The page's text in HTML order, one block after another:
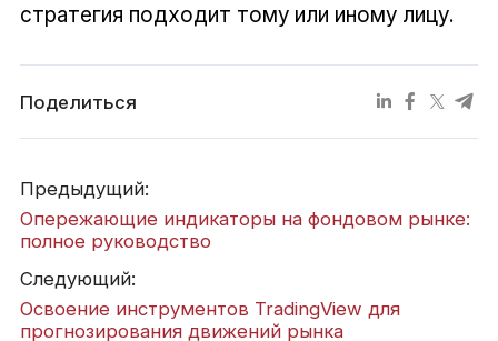
стратегия подходит тому или иному лицу.
Поделиться
Предыдущий:
Опережающие индикаторы на фондовом рынке:
полное руководство
Следующий:
Освоение инструментов TradingView для
прогнозирования движений рынка